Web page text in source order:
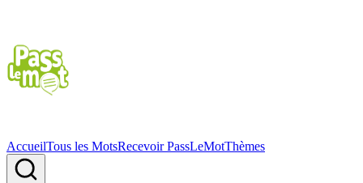
AccueilTous les MotsRecevoir PassLeMotThèmes